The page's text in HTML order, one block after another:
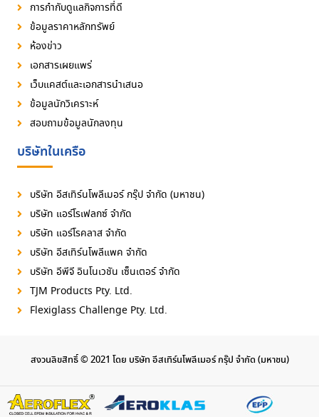
การกำกับดูแลกิจการที่ดี
ข้อมูลราคาหลักทรัพย์
ห้องข่าว
เอกสารเผยแพร่
เว็บแคสต์และเอกสารนำเสนอ
ข้อมูลนักวิเคราะห์
สอบถามข้อมูลนักลงทุน
บริษัทในเครือ
บริษัท อีสเทิร์นโพลีเมอร์ กรุ๊ป จำกัด (มหาชน)
บริษัท แอร์โรเฟลกซ์ จำกัด
บริษัท แอร์โรคลาส จำกัด
บริษัท อีสเทิร์นโพลีแพค จำกัด
บริษัท อีพีจี อินโนเวชัน เซ็นเตอร์ จำกัด
TJM Products Pty. Ltd.
Flexiglass Challenge Pty. Ltd.
สงวนลิขสิทธิ์ © 2021 โดย บริษัท อีสเทิร์นโพลีเมอร์ กรุ๊ป จำกัด (มหาชน)